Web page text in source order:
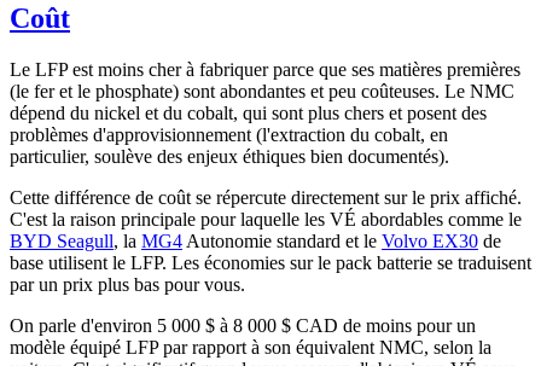
Coût
Le LFP est moins cher à fabriquer parce que ses matières premières
(le fer et le phosphate) sont abondantes et peu coûteuses. Le NMC
dépend du nickel et du cobalt, qui sont plus chers et posent des
problèmes d'approvisionnement (l'extraction du cobalt, en
particulier, soulève des enjeux éthiques bien documentés).
Cette différence de coût se répercute directement sur le prix affiché.
C'est la raison principale pour laquelle les VÉ abordables comme le
BYD Seagull, la MG4 Autonomie standard et le Volvo EX30 de
base utilisent le LFP. Les économies sur le pack batterie se traduisent
par un prix plus bas pour vous.
On parle d'environ 5 000 $ à 8 000 $ CAD de moins pour un
modèle équipé LFP par rapport à son équivalent NMC, selon la